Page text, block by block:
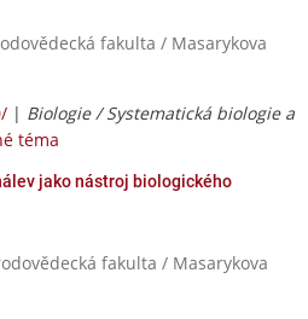
fakulta / Masarykova
| Biologie / Systematická biologie a
téma
jako nástroj biologického
fakulta / Masarykova